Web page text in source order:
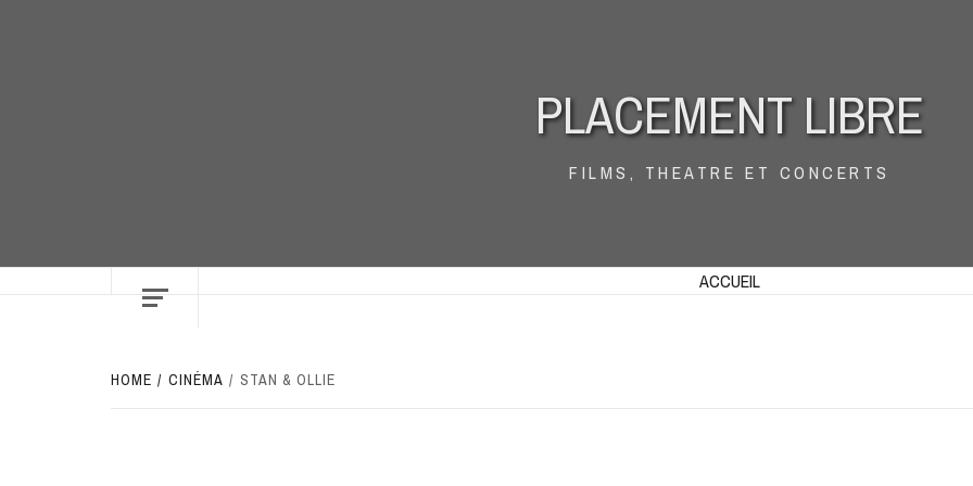
PLACEMENT LIBRE
FILMS, THEATRE ET CONCERTS
ACCUEIL
HOME CINÉMA STAN & OLLIE